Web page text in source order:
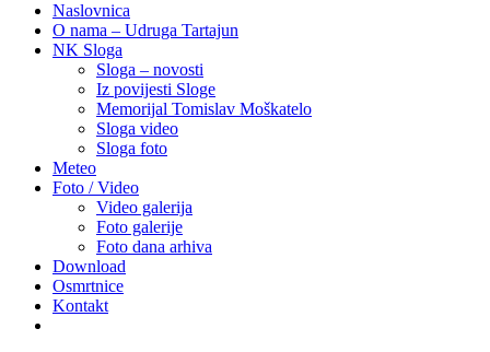
Naslovnica
O nama – Udruga Tartajun
NK Sloga
Sloga – novosti
Iz povijesti Sloge
Memorijal Tomislav Moškatelo
Sloga video
Sloga foto
Meteo
Foto / Video
Video galerija
Foto galerije
Foto dana arhiva
Download
Osmrtnice
Kontakt